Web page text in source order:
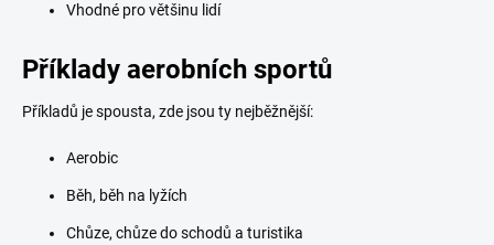
Vhodné pro většinu lidí
Příklady aerobních sportů
Příkladů je spousta, zde jsou ty nejběžnější:
Aerobic
Běh, běh na lyžích
Chůze, chůze do schodů a turistika